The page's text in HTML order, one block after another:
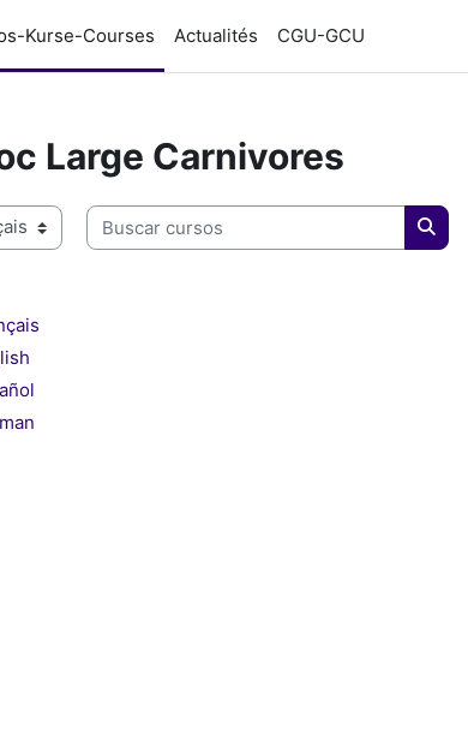
Kurse-Courses Actualités CGU-GCU
Large Carnivores
Buscar cursos